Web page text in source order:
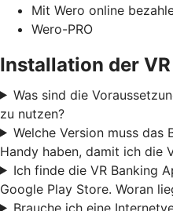
Mit Wero online
Wero-PRO
Installation der
Was sind die
zu nutzen?
Welche Version muss das
Handy haben, damit ich die
Ich finde die VR Banking
Google Play Store. Woran
Brauche ich eine